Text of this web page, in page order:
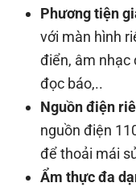
Phương tiện
với màn hình
điển, âm nhạc
đọc báo,..
Nguồn điện
nguồn điện
để thoải mái
Ẩm thực đa